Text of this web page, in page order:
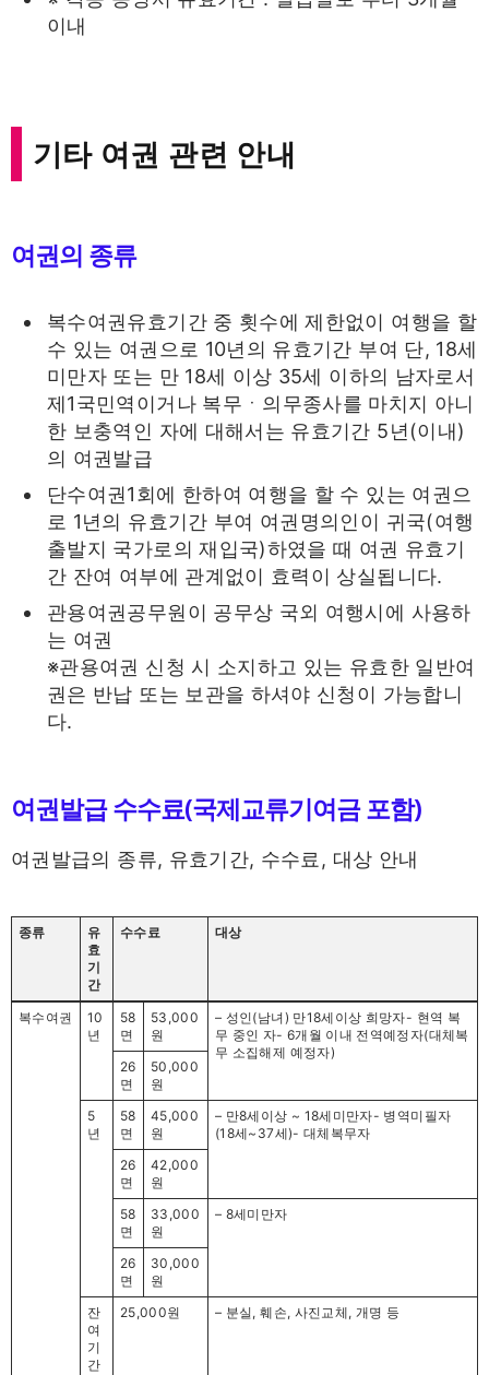
이내
기타 여권 관련 안내
여권의 종류
복수여권유효기간 중 횟수에 제한없이 여행을 할
수 있는 여권으로 10년의 유효기간 부여 단, 18세
미만자 또는 만 18세 이상 35세 이하의 남자로서
제1국민역이거나 복무ㆍ의무종사를 마치지 아니
한 보충역인 자에 대해서는 유효기간 5년(이내)
의 여권발급
단수여권1회에 한하여 여행을 할 수 있는 여권으
로 1년의 유효기간 부여 여권명의인이 귀국(여행
출발지 국가로의 재입국)하였을 때 여권 유효기
간 잔여 여부에 관계없이 효력이 상실됩니다.
관용여권공무원이 공무상 국외 여행시에 사용하
는 여권
※관용여권 신청 시 소지하고 있는 유효한 일반여
권은 반납 또는 보관을 하셔야 신청이 가능합니
다.
여권발급 수수료(국제교류기여금 포함)
여권발급의 종류, 유효기간, 수수료, 대상 안내
종류
유
효
기
간
수수료 대상
복수여권
10
년
58
면
53,000
원
– 성인(남녀) 만18세이상 희망자- 현역 복
무 중인 자- 6개월 이내 전역예정자(대체복
무 소집해제 예정자)
26
면
50,000
원
5
년
58
면
45,000
원
– 만8세이상 ~ 18세미만자- 병역미필자
(18세~37세)- 대체복무자
26
면
42,000
원
58
면
33,000
원
– 8세미만자
26
면
30,000
원
잔
여
기
간
25,000원 – 분실, 훼손, 사진교체, 개명 등